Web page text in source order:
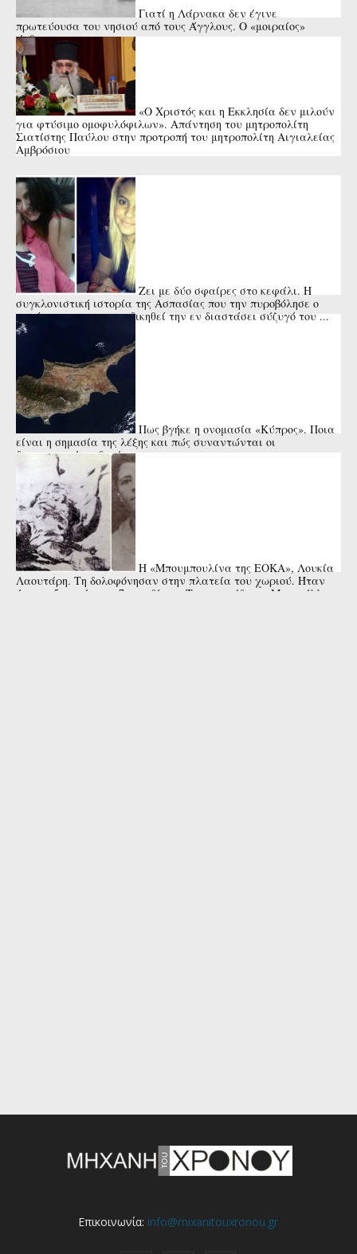
Γιατί η Λάρνακα δεν έγινε
πρωτεύουσα του νησιού από τους Άγγλους. Ο «μοιραίος»
άνθρωπος
«Ο Χριστός και η Εκκλησία δεν μιλούν
για φτύσιμο ομοφυλόφιλων». Απάντηση του μητροπολίτη
Σιατίστης Παύλου στην προτροπή του μητροπολίτη Αιγιαλείας
Αμβρόσιου
Ζει με δύο σφαίρες στο κεφάλι. Η
συγκλονιστική ιστορία της Ασπασίας που την πυροβόλησε ο
πατέρας της για να εκδικηθεί την εν διαστάσει σύζυγό του ...
Πως βγήκε η ονομασία «Κύπρος». Ποια
είναι η σημασία της λέξης και πώς συναντώνται οι
διαφορετικές εκδοχές
Η «Μπουμπουλίνα της ΕΟΚΑ», Λουκία
Λαουτάρη. Τη δολοφόνησαν στην πλατεία του χωριού. Ήταν
έγκυος 5 μηνών στο 7ο παιδί της. Το τραγούδι της Μαρινέλλας
Επικοινωνία: info@mixanitouxronou.gr